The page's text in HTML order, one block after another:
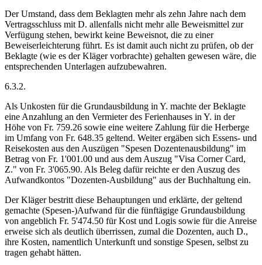
Der Umstand, dass dem Beklagten mehr als zehn Jahre nach dem
Vertragsschluss mit D. allenfalls nicht mehr alle Beweismittel zur
Verfügung stehen, bewirkt keine Beweisnot, die zu einer
Beweiserleichterung führt. Es ist damit auch nicht zu prüfen, ob der
Beklagte (wie es der Kläger vorbrachte) gehalten gewesen wäre, die
entsprechenden Unterlagen aufzubewahren.
6.3.2.
Als Unkosten für die Grundausbildung in Y. machte der Beklagte
eine Anzahlung an den Vermieter des Ferienhauses in Y. in der
Höhe von Fr. 759.26 sowie eine weitere Zahlung für die Herberge
im Umfang von Fr. 648.35 geltend. Weiter ergäben sich Essens- und
Reisekosten aus den Auszügen "Spesen Dozentenausbildung" im
Betrag von Fr. 1'001.00 und aus dem Auszug "Visa Corner Card,
Z." von Fr. 3'065.90. Als Beleg dafür reichte er den Auszug des
Aufwandkontos "Dozenten-Ausbildung" aus der Buchhaltung ein.
Der Kläger bestritt diese Behauptungen und erklärte, der geltend
gemachte (Spesen-)Aufwand für die fünftägige Grundausbildung
von angeblich Fr. 5'474.50 für Kost und Logis sowie für die Anreise
erweise sich als deutlich überrissen, zumal die Dozenten, auch D.,
ihre Kosten, namentlich Unterkunft und sonstige Spesen, selbst zu
tragen gehabt hätten.